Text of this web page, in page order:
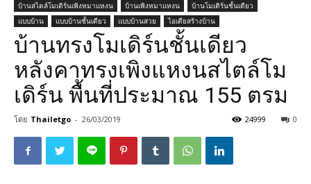
บ้านสไตล์โมเดิร์นเพิงหมาแหงน
บ้านเพิงหมาแหงน
บ้านโมเดิร์นชั้นเดียว
แบบบ้าน
แบบบ้านชั้นเดียว แบบบ้านสวย ไอเดียสร้างบ้าน
บ้านทรงโมเดิร์นชั้นเดียว
หลังคาทรงเพิงแหงนสไตล์โม
เดิร์น พื้นที่ประมาณ 155 ตรม
โดย Thailetgo - 26/03/2019 0
24999